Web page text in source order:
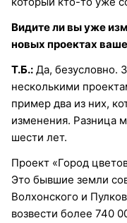
Видите ли вы уже
новых проектах
Т.Б.: Да, безусловно.
несколькими
пример два из них,
изменения. Разница
шести лет.
Проект «Город
Это бывшие земли
Волхонского и
возвести более 740